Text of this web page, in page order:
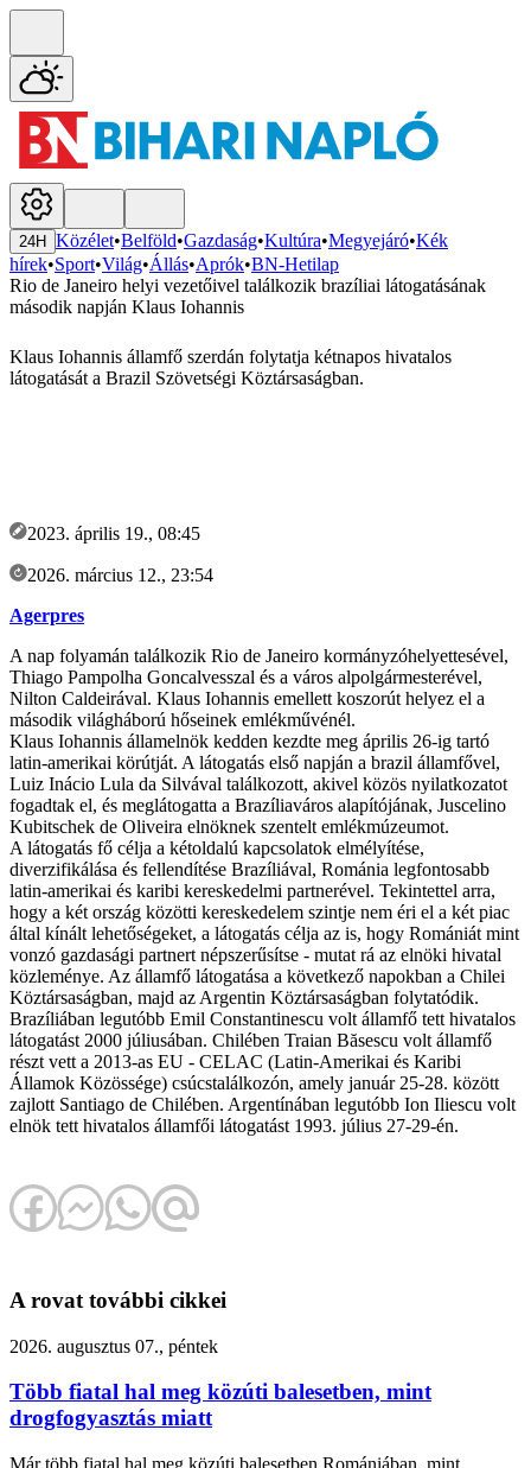
24H Közélet•Belföld•Gazdaság•Kultúra•Megyejáró•Kék
hírek•Sport•Világ•Állás•Aprók•BN-Hetilap
Rio de Janeiro helyi vezetőivel találkozik brazíliai látogatásának
második napján Klaus Iohannis
Klaus Iohannis államfő szerdán folytatja kétnapos hivatalos
látogatását a Brazil Szövetségi Köztársaságban.
2023. április 19., 08:45
2026. március 12., 23:54
Agerpres
A nap folyamán találkozik Rio de Janeiro kormányzóhelyettesével,
Thiago Pampolha Goncalvesszal és a város alpolgármesterével,
Nilton Caldeirával. Klaus Iohannis emellett koszorút helyez el a
második világháború hőseinek emlékművénél.
Klaus Iohannis államelnök kedden kezdte meg április 26-ig tartó
latin-amerikai körútját. A látogatás első napján a brazil államfővel,
Luiz Inácio Lula da Silvával találkozott, akivel közös nyilatkozatot
fogadtak el, és meglátogatta a Brazíliaváros alapítójának, Juscelino
Kubitschek de Oliveira elnöknek szentelt emlékmúzeumot.
A látogatás fő célja a kétoldalú kapcsolatok elmélyítése,
diverzifikálása és fellendítése Brazíliával, Románia legfontosabb
latin-amerikai és karibi kereskedelmi partnerével. Tekintettel arra,
hogy a két ország közötti kereskedelem szintje nem éri el a két piac
által kínált lehetőségeket, a látogatás célja az is, hogy Romániát mint
vonzó gazdasági partnert népszerűsítse - mutat rá az elnöki hivatal
közleménye. Az államfő látogatása a következő napokban a Chilei
Köztársaságban, majd az Argentin Köztársaságban folytatódik.
Brazíliában legutóbb Emil Constantinescu volt államfő tett hivatalos
látogatást 2000 júliusában. Chilében Traian Băsescu volt államfő
részt vett a 2013-as EU - CELAC (Latin-Amerikai és Karibi
Államok Közössége) csúcstalálkozón, amely január 25-28. között
zajlott Santiago de Chilében. Argentínában legutóbb Ion Iliescu volt
elnök tett hivatalos államfői látogatást 1993. július 27-29-én.
A rovat további cikkei
2026. augusztus 07., péntek
Több fiatal hal meg közúti balesetben, mint
drogfogyasztás miatt
Már több fiatal hal meg közúti balesetben Romániában, mint